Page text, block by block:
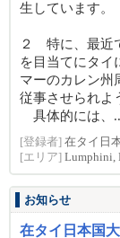
生しています。
２ 特に、最近
を目当てにタイ
マーのカレン州
従事させられよ
具体的には、
[登録者] 在タイ日
[エリア] Lumphini,
お知らせ
在タイ日本国